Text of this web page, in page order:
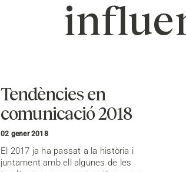
Tendències en
comunicació 2018
02 gener 2018
El 2017 ja ha passat a la història i
juntament amb ell algunes de les